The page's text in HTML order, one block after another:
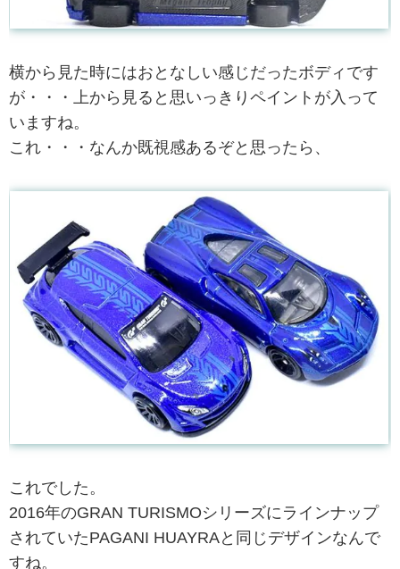
横から見た時にはおとなしい感じだったボディです
が・・・上から見ると思いっきりペイントが入って
いますね。
これ・・・なんか既視感あるぞと思ったら、
これでした。
2016年のGRAN TURISMOシリーズにラインナップ
されていたPAGANI HUAYRAと同じデザインなんで
すね。